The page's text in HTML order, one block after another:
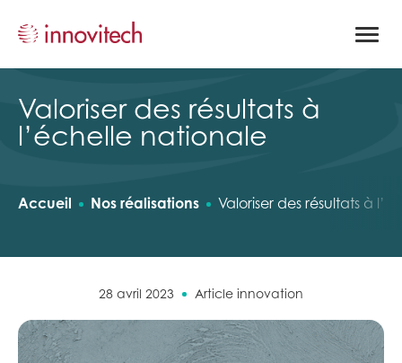
la
site
Valoriser des résultats à
l’échelle nationale
Accueil Nos réalisations Valoriser des résultats à
28 avril 2023 Article innovation